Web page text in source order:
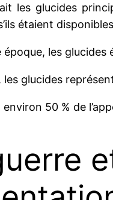
les glucides
étaient
les glucides
les glucides
environ 50 % de